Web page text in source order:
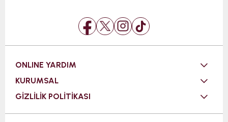
ONLINE YARDIM
KURUMSAL
GİZLİLİK POLİTİKASI